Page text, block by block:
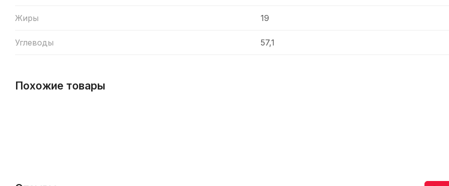
Жиры 19
Углеводы 57,1
Похожие товары